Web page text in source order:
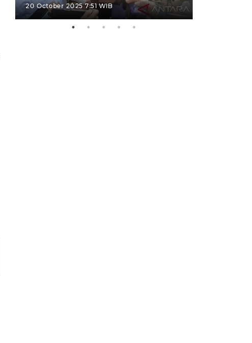
20 October 2025 7:51 WIB